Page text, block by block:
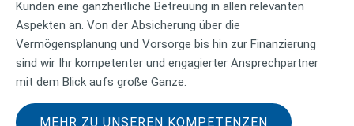
Kunden eine ganzheitliche Betreuung in allen relevanten
Aspekten an. Von der Absicherung über die
Vermögensplanung und Vorsorge bis hin zur Finanzierung
sind wir Ihr kompetenter und engagierter Ansprechpartner
mit dem Blick aufs große Ganze.
MEHR ZU UNSEREN KOMPETENZEN